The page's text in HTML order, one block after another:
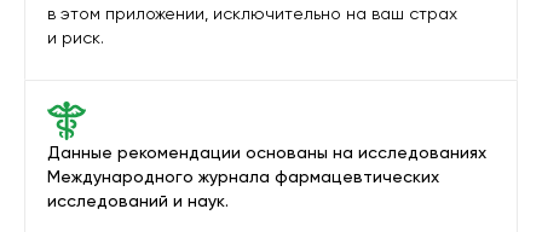
Данные рекомендации основаны на исследованиях
Международного журнала фармацевтических
исследований и наук.
в этом приложении, исключительно на ваш страх
и риск.